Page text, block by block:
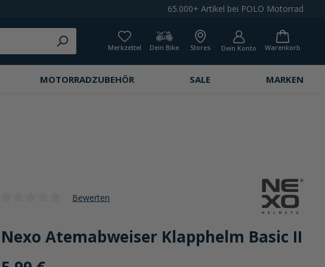
65.000+ Artikel bei POLO Motorrad
Merkzettel Dein Bike Stores Dein Konto Warenkorb
MOTORRADZUBEHÖR SALE MARKEN
Bewerten
Nexo Atemabweiser Klapphelm Basic II